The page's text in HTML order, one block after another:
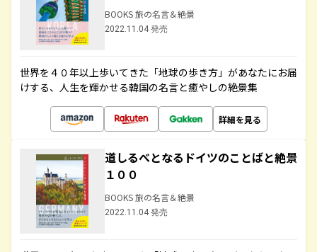
BOOKS 旅の名言＆絶景
2022.11.04 発売
世界を４０年以上歩いてきた「地球の歩き方」があなたにお届
けする、人生を輝かせる韓国の名言と癒やしの絶景集
詳細を見る
道しるべとなるドイツのことばと絶景
１００
BOOKS 旅の名言＆絶景
2022.11.04 発売